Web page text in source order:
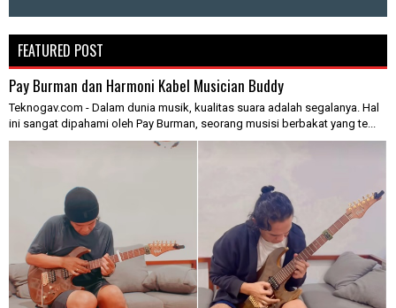
FEATURED POST
Pay Burman dan Harmoni Kabel Musician Buddy
Teknogav.com - Dalam dunia musik, kualitas suara adalah segalanya. Hal
ini sangat dipahami oleh Pay Burman, seorang musisi berbakat yang te...